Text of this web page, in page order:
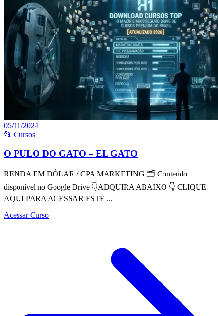
05/11/2024
📂 Cursos
O PULO DO GATO – EL GATO
RENDA EM DÓLAR / CPA MARKETING 🗂 Conteúdo
disponível no Google Drive 👇ADQUIRA ABAIXO 👇 CLIQUE
AQUI PARA ACESSAR ESTE ...
Acessar Curso